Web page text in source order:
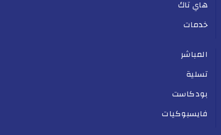
هاي تاك
خدمات
المباشر
تسلية
بودكاست
فايسبوكيات